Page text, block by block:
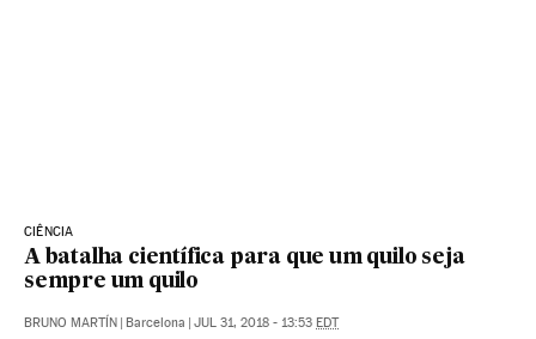
CIÊNCIA
A batalha científica para que um quilo seja
sempre um quilo
BRUNO MARTÍN | Barcelona | JUL 31, 2018 - 13:53 EDT